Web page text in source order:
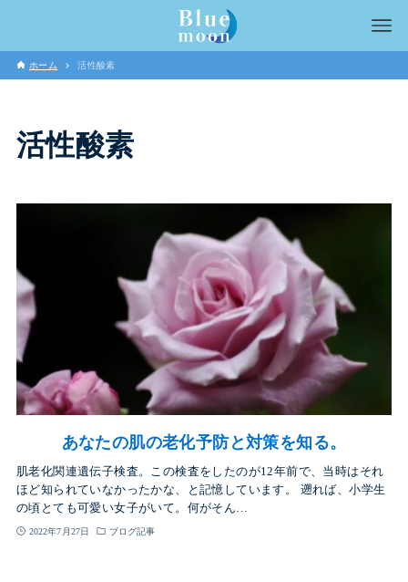
ホーム 活性酸素
活性酸素
あなたの肌の老化予防と対策を知る。
肌老化関連遺伝子検査。この検査をしたのが12年前で、当時はそれ
ほど知られていなかったかな、と記憶しています。 遡れば、小学生
の頃とても可愛い女子がいて。何がそん…
2022年7月27日 ブログ記事